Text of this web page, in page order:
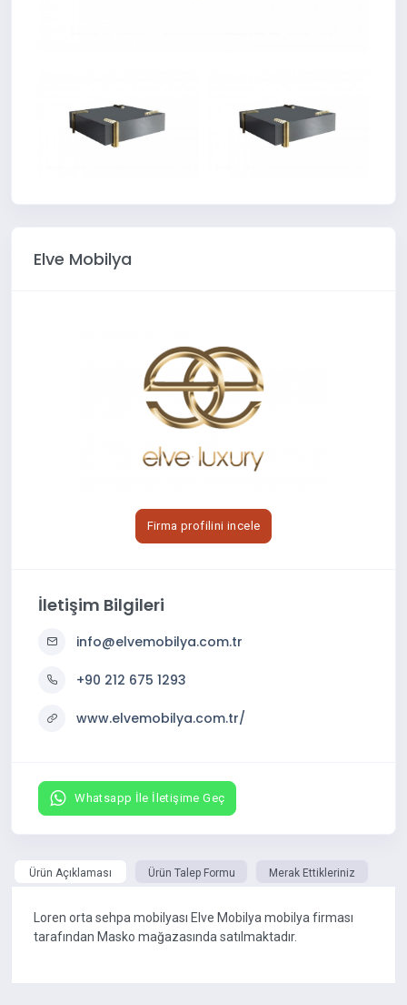
Elve Mobilya
Firma profilini incele
İletişim Bilgileri
info@elvemobilya.com.tr
+90 212 675 1293
www.elvemobilya.com.tr/
Whatsapp İle İletişime Geç
Ürün Açıklaması Ürün Talep Formu Merak Ettikleriniz
Loren orta sehpa mobilyası Elve Mobilya mobilya firması
tarafından Masko mağazasında satılmaktadır.